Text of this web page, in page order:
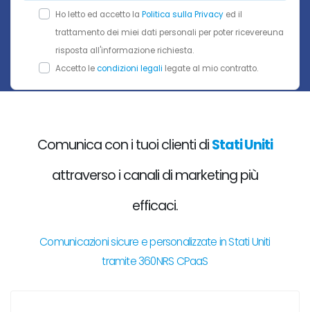
Ho letto ed accetto la Politica sulla Privacy ed il
trattamento dei miei dati personali per poter ricevereuna
risposta all'informazione richiesta.
Accetto lecondizioni legali legate al mio contratto.
Comunica con i tuoi clienti diStati Uniti
attraverso i canali di marketing più
efficaci.
Comunicazioni sicure e personalizzate in Stati Uniti
tramite 360NRS CPaaS